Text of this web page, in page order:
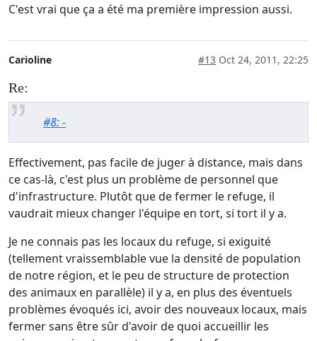
C'est vrai que ça a été ma première impression aussi.
Carioline #13 Oct 24, 2011, 22:25
Re:
#8: -
Effectivement, pas facile de juger à distance, mais dans
ce cas-là, c'est plus un problème de personnel que
d'infrastructure. Plutôt que de fermer le refuge, il
vaudrait mieux changer l'équipe en tort, si tort il y a.
Je ne connais pas les locaux du refuge, si exiguité
(tellement vraissemblable vue la densité de population
de notre région, et le peu de structure de protection
des animaux en parallèle) il y a, en plus des éventuels
problèmes évoqués ici, avoir des nouveaux locaux, mais
fermer sans être sûr d'avoir de quoi accueillir les